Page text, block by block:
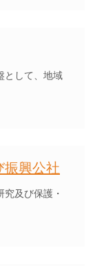
として、地域
興公社
及び保護・